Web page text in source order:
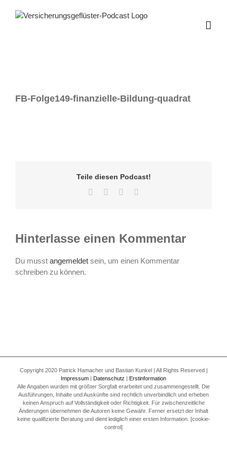
Inhalt
FB-Folge149-finanzielle-Bildung-quadrat
Teile diesen Podcast!
Facebook
TwitterLinkedIn
Hinterlasse einen Kommentar
Du musst angemeldet sein, um einen Kommentar
schreiben zu können.
Copyright 2020 Patrick Hamacher und Bastian Kunkel | All Rights Reserved |
Impressum | Datenschutz | Erstinformation
Alle Angaben wurden mit größter Sorgfalt erarbeitet und zusammengestellt. Die
Ausführungen, Inhalte und Auskünfte sind rechtlich unverbindlich und erheben
keinen Anspruch auf Vollständigkeit oder Richtigkeit. Für zwischenzeitliche
Änderungen übernehmen die Autoren keine Gewähr. Ferner ersetzt der Inhalt
keine qualifizierte Beratung und dient lediglich einer ersten Information. [cookie-
control]